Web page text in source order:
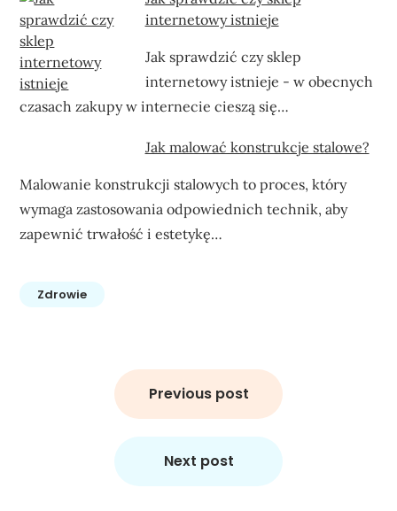
internetowy istnieje
Jak sprawdzić czy sklep
internetowy istnieje - w obecnych
czasach zakupy w internecie cieszą się…
Jak malować konstrukcje stalowe?
Malowanie konstrukcji stalowych to proces, który
wymaga zastosowania odpowiednich technik, aby
zapewnić trwałość i estetykę…
Zdrowie
Previous post
Next post